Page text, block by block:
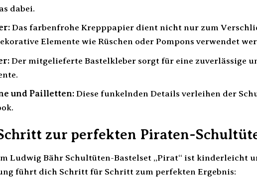
dabei.
Das farbenfrohe Krepppapier dient nicht nur zum
Elemente wie Rüschen oder Pompons verwendet
Der mitgelieferte Bastelkleber sorgt für eine zuverlässige
und Pailletten:Diese funkelnden Details verleihen der
zur perfekten Piraten-
Ludwig Bähr Schultüten-Bastelset „Pirat“ ist kinderleicht
führt dich Schritt für Schritt zum perfekten Ergebnis: